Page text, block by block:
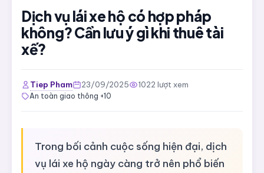
Dịch vụ lái xe hộ có hợp pháp
không? Cần lưu ý gì khi thuê tài
xế?
Tiep Pham 23/09/2025 1022 lượt xem
An toàn giao thông +10
Trong bối cảnh cuộc sống hiện đại, dịch
vụ lái xe hộ ngày càng trở nên phổ biến